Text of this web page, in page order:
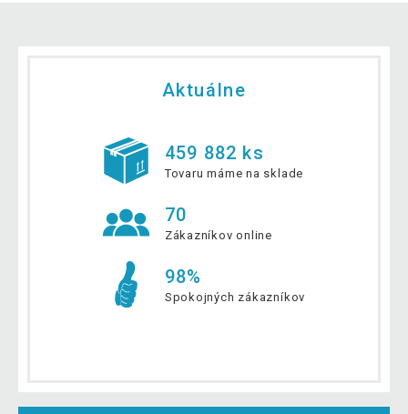
Aktuálne
459 882 ks
Tovaru máme na sklade
70
Zákazníkov online
98%
Spokojných zákazníkov